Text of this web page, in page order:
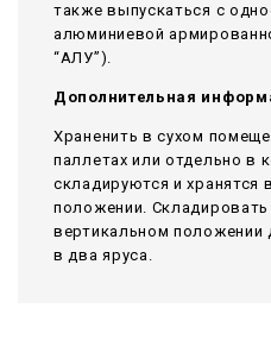
также выпускаться с
алюминиевой
“АЛУ”).
Дополнительная
Храненить в сухом
паллетах или отдельно в
складируются и хранятся
положении.
вертикальном положении
в два яруса.